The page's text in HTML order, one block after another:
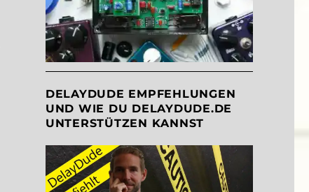
DELAYDUDE EMPFEHLUNGEN
UND WIE DU DELAYDUDE.DE
UNTERSTÜTZEN KANNST